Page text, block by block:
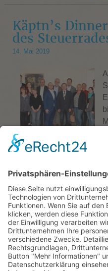
Käptn’s
des
14. Mai 2019
Dinner im Pfalzgrafensaal
Kooperationspartner, das
aus der Politik waren der
Geschäftsführer …